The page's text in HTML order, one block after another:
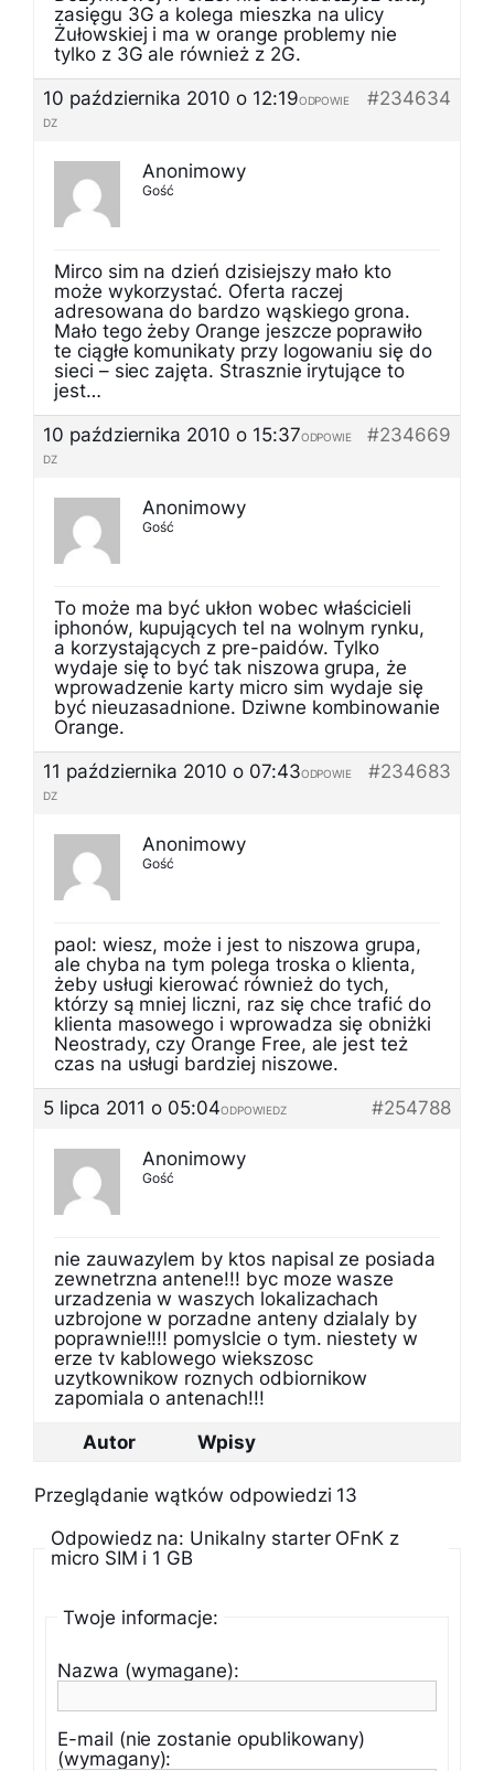
zasięgu 3G a kolega mieszka na ulicy
Żułowskiej i ma w orange problemy nie
tylko z 3G ale również z 2G.
10 października 2010 o 12:19
#234634
ODPOWIE
DZ
Anonimowy
Gość
Mirco sim na dzień dzisiejszy mało kto
może wykorzystać. Oferta raczej
adresowana do bardzo wąskiego grona.
Mało tego żeby Orange jeszcze poprawiło
te ciągłe komunikaty przy logowaniu się do
sieci – siec zajęta. Strasznie irytujące to
jest…
10 października 2010 o 15:37
#234669
ODPOWIE
DZ
Anonimowy
Gość
To może ma być ukłon wobec właścicieli
iphonów, kupujących tel na wolnym rynku,
a korzystających z pre-paidów. Tylko
wydaje się to być tak niszowa grupa, że
wprowadzenie karty micro sim wydaje się
być nieuzasadnione. Dziwne kombinowanie
Orange.
11 października 2010 o 07:43
#234683
ODPOWIE
DZ
Anonimowy
Gość
paol: wiesz, może i jest to niszowa grupa,
ale chyba na tym polega troska o klienta,
żeby usługi kierować również do tych,
którzy są mniej liczni, raz się chce trafić do
klienta masowego i wprowadza się obniżki
Neostrady, czy Orange Free, ale jest też
czas na usługi bardziej niszowe.
5 lipca 2011 o 05:04
#254788
ODPOWIEDZ
Anonimowy
Gość
nie zauwazylem by ktos napisal ze posiada
zewnetrzna antene!!! byc moze wasze
urzadzenia w waszych lokalizachach
uzbrojone w porzadne anteny dzialaly by
poprawnie!!!! pomyslcie o tym. niestety w
erze tv kablowego wiekszosc
uzytkownikow roznych odbiornikow
zapomiala o antenach!!!
Autor
Wpisy
Przeglądanie wątków odpowiedzi 13
Odpowiedz na: Unikalny starter OFnK z
micro SIM i 1 GB
Twoje informacje:
Nazwa (wymagane):
E-mail (nie zostanie opublikowany)
(wymagany):